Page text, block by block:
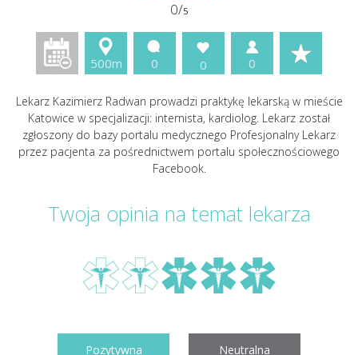
0/5
500m 0 0 0
Lekarz Kazimierz Radwan prowadzi praktykę lekarską w mieście
Katowice w specjalizacji: internista, kardiolog. Lekarz został
zgłoszony do bazy portalu medycznego Profesjonalny Lekarz
przez pacjenta za pośrednictwem portalu społecznościowego
Facebook.
Twoja opinia na temat lekarza
Pozytywna Neutralna